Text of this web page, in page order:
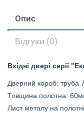
Опис
Відгуки (0)
Вхідні двері серії
Дверний короб: труба
Товщина полотна:
Лист металу на